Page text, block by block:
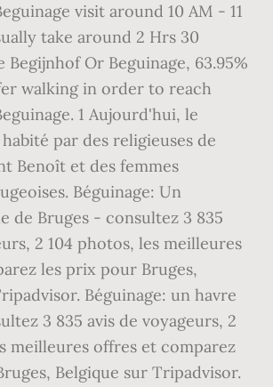
visit around 10 AM - 11
take around 2 Hrs 30
Begijnhof Or Beguinage, 63.95%
walking in order to reach
1 Aujourd'hui, le
par des religieuses de
Benoît et des femmes
Béguinage: Un
de Bruges - consultez 3 835
2 104 photos, les meilleures
les prix pour Bruges,
Béguinage: un havre
3 835 avis de voyageurs, 2
meilleures offres et comparez
Belgique sur Tripadvisor.